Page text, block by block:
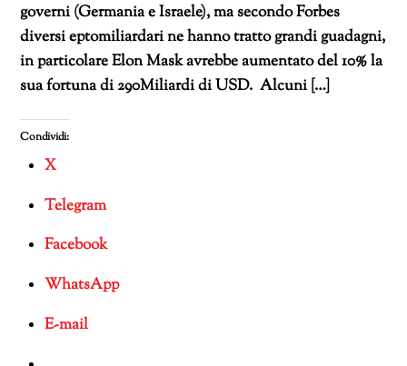
governi (Germania e Israele), ma secondo Forbes
diversi eptomiliardari ne hanno tratto grandi guadagni,
in particolare Elon Mask avrebbe aumentato del 10% la
sua fortuna di 290Miliardi di USD. Alcuni […]
Condividi:
X
Telegram
Facebook
WhatsApp
E-mail